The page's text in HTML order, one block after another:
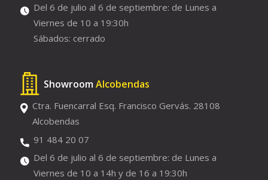
Del 6 de julio al 6 de septiembre: de Lunes a
Viernes de 10 a 19:30h
Sábados: cerrado
Showroom Alcobendas
Ctra. Fuencarral Esq. Francisco Gervás. 28108
Alcobendas
91 484 20 07
Del 6 de julio al 6 de septiembre: de Lunes a
Viernes de 10 a 14h y de 16 a 19:30h